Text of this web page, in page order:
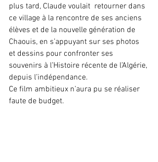
plus tard, Claude voulait  retourner dans
ce village à la rencontre de ses anciens
élèves et de la nouvelle génération de
Chaouis, en s’appuyant sur ses photos
et dessins pour confronter ses
souvenirs à l’Histoire récente de l’Algérie,
depuis l’indépendance.
Ce film ambitieux n’aura pu se réaliser
faute de budget.